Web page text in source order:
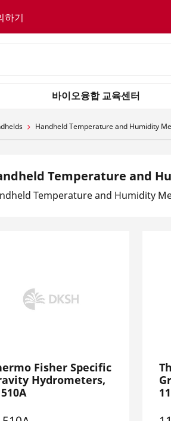
하기
바이오융합 교육센터
Handheld Temperature and Humidity
Temperature and
Temperature and Humidity
Fisher Specific
Hydrometers,